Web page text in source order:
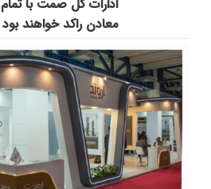
ادارات کل صمت با تمام
معادن راکد خواهند بود